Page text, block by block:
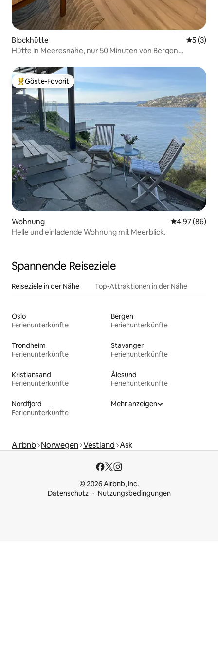
Blockhütte
5 (3)
Hütte in Meeresnähe, nur 50 Minuten von Bergen
Beliebter Gäste-Favorit.
Gäste-Favorit
Wohnung
4,97 (86)
Helle und einladende Wohnung mit Meerblick.
Spannende Reiseziele
Reiseziele in der Nähe Top-Attraktionen in der Nähe
Oslo
Ferienunterkünfte
Bergen
Ferienunterkünfte
Trondheim
Ferienunterkünfte
Stavanger
Ferienunterkünfte
Kristiansand
Ferienunterkünfte
Ålesund
Ferienunterkünfte
Nordfjord
Ferienunterkünfte
Mehr anzeigen
Airbnb Norwegen Vestland Ask
© 2026 Airbnb, Inc.
Datenschutz
Nutzungsbedingungen